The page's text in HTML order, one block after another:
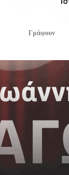
Γράφουν